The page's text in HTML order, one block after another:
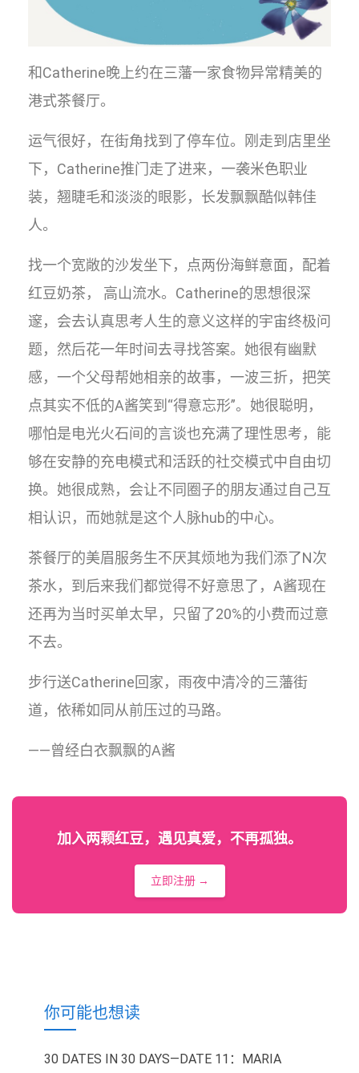
和Catherine晚上约在三藩一家食物异常精美的
港式茶餐厅。
运气很好，在街角找到了停车位。刚走到店里坐
下，Catherine推门走了进来，一袭米色职业
装，翘睫毛和淡淡的眼影，长发飘飘酷似韩佳
人。
找一个宽敞的沙发坐下，点两份海鲜意面，配着
红豆奶茶， 高山流水。Catherine的思想很深
邃，会去认真思考人生的意义这样的宇宙终极问
题，然后花一年时间去寻找答案。她很有幽默
感，一个父母帮她相亲的故事，一波三折，把笑
点其实不低的A酱笑到“得意忘形”。她很聪明，
哪怕是电光火石间的言谈也充满了理性思考，能
够在安静的充电模式和活跃的社交模式中自由切
换。她很成熟，会让不同圈子的朋友通过自己互
相认识，而她就是这个人脉hub的中心。
茶餐厅的美眉服务生不厌其烦地为我们添了N次
茶水，到后来我们都觉得不好意思了，A酱现在
还再为当时买单太早，只留了20%的小费而过意
不去。
步行送Catherine回家，雨夜中清冷的三藩街
道，依稀如同从前压过的马路。
——曾经白衣飘飘的A酱
加入两颗红豆，遇见真爱，不再孤独。
立即注册 →
你可能也想读
30 DATES IN 30 DAYS—DATE 11：MARIA